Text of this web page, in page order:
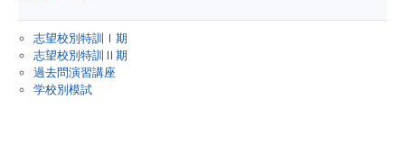
志望校別特訓Ⅰ期
志望校別特訓Ⅱ期
過去問演習講座
学校別模試